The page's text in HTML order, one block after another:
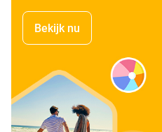
Bekijk nu